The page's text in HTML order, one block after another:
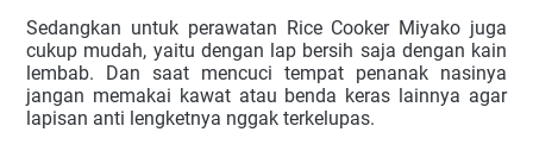
Sedangkan untuk perawatan Rice Cooker Miyako juga
cukup mudah, yaitu dengan lap bersih saja dengan kain
lembab. Dan saat mencuci tempat penanak nasinya
jangan memakai kawat atau benda keras lainnya agar
lapisan anti lengketnya nggak terkelupas.